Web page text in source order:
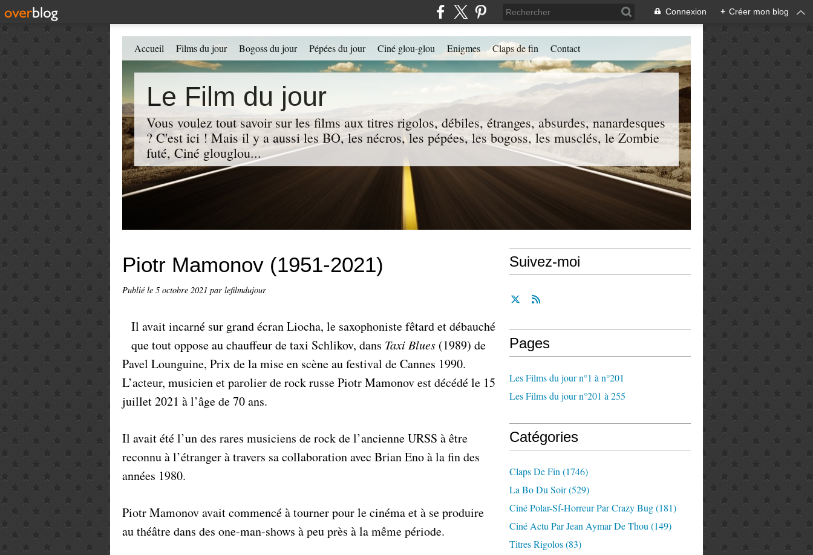
Connexion + Créer mon blog
Le Film du jour
Vous voulez tout savoir sur les films aux titres rigolos, débiles, étranges, absurdes, nanardesques
? C'est ici ! Mais il y a aussi les BO, les nécros, les pépées, les bogoss, les musclés, le Zombie
futé, Ciné glouglou...
Accueil Films du jour Bogoss du jour Pépées du jour Ciné glou-glou Enigmes Claps de fin Contact
Piotr Mamonov (1951-2021)
Publié le 5 octobre 2021 par lefilmdujour
Il avait incarné sur grand écran Liocha, le saxophoniste fêtard et débauché
que tout oppose au chauffeur de taxi Schlikov, dans Taxi Blues (1989) de
Pavel Lounguine, Prix de la mise en scène au festival de Cannes 1990.
L’acteur, musicien et parolier de rock russe Piotr Mamonov est décédé le 15
juillet 2021 à l’âge de 70 ans.
Il avait été l’un des rares musiciens de rock de l’ancienne URSS à être
reconnu à l’étranger à travers sa collaboration avec Brian Eno à la fin des
années 1980.
Piotr Mamonov avait commencé à tourner pour le cinéma et à se produire
au théâtre dans des one-man-shows à peu près à la même période.
Suivez-moi
Pages
Les Films du jour n°1 à n°201
Les Films du jour n°201 à 255
Catégories
Claps De Fin (1746)
La Bo Du Soir(529)
Ciné Polar-Sf-Horreur Par Crazy Bug(181)
Ciné Actu Par Jean Aymar De Thou (149)
Titres Rigolos(83)